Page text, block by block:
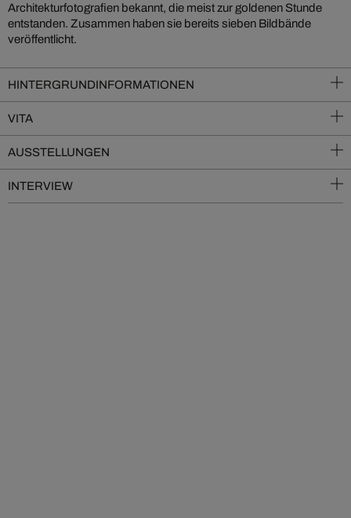
Architekturfotografien bekannt, die meist zur goldenen Stunde
entstanden. Zusammen haben sie bereits sieben Bildbände
veröffentlicht.
HINTERGRUNDINFORMATIONEN
VITA
AUSSTELLUNGEN
INTERVIEW